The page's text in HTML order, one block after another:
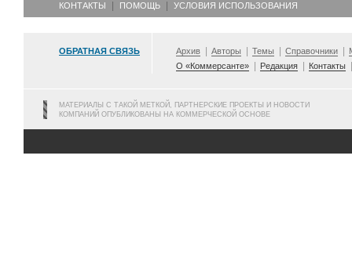
КОНТАКТЫ ПОМОЩЬ УСЛОВИЯ ИСПОЛЬЗОВАНИЯ
ОБРАТНАЯ СВЯЗЬ Архив Авторы Темы Справочники
О «Коммерсанте»
Редакция Контакты
МАТЕРИАЛЫ С ТАКОЙ МЕТКОЙ, ПАРТНЕРСКИЕ ПРОЕКТЫ И НОВОСТИ
КОМПАНИЙ ОПУБЛИКОВАНЫ НА КОММЕРЧЕСКОЙ ОСНОВЕ